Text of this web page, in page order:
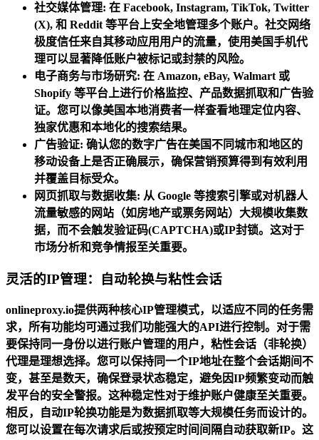
社交媒体管理: 在 Facebook, Instagram, TikTok, Twitter
(X), 和 Reddit 等平台上安全地管理多个账户。社交网络
极度信任来自其移动应用用户的流量，使用美国手机代
理可以显著降低账户被标记或封禁的风险。
电子商务与市场研究: 在 Amazon, eBay, Walmart 或
Shopify 等平台上进行价格监控、产品数据抓取和广告验
证。您可以像美国本地消费者一样查看地理定位内容、
独家优惠和本地化的搜索结果。
广告验证: 确认您的数字广告在美国不同城市和地区的
移动设备上是否正确展示，确保营销预算得到有效利用
并覆盖目标受众。
网页抓取与数据收集: 从 Google 等搜索引擎或对机器人
流量敏感的网站（如房地产或票务网站）大规模收集数
据，而不会触发验证码(CAPTCHA)或IP封锁。这对于
市场分析和竞争情报至关重要。
灵活的IP管理：自动轮换与粘性会话
onlineproxy.io提供两种核心IP管理模式，以适应不同的任务需
求，所有功能均可通过我们功能强大的API进行控制。对于需
要保持同一身份以进行账户管理的用户， 粘性会话（非轮换）
代理是理想选择。您可以保持同一个IP地址在整个会话期间不
变，甚至是数天，确保登录状态稳定，避免因IP频繁变动而触
发平台的安全警报。这种稳定性对于维护账户健康至关重要。
相反，
自动IP轮换功能是为数据抓取等大规模任务而设计的。
您可以设置在每次请求后或按预定时间间隔自动获取新IP。这